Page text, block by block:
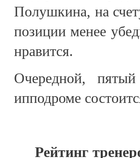
Полушкина, на
позиции менее
нравится.
Очередной,
ипподроме
Рейтинг